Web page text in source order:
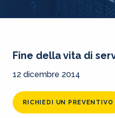
Fine della vita di
12 dicembre 2014
RICHIEDI UN PREVENTIVO